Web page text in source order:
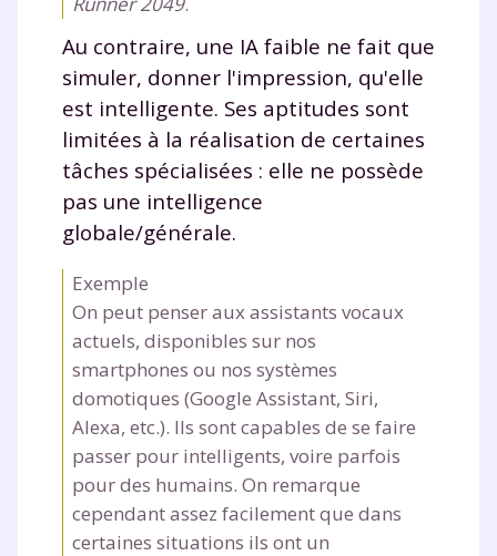
Au contraire, une IA faible ne fait que
simuler, donner l'impression, qu'elle
est intelligente. Ses aptitudes sont
limitées à la réalisation de certaines
tâches spécialisées : elle ne possède
pas une intelligence
globale/générale.
Exemple
On peut penser aux assistants vocaux
actuels, disponibles sur nos
smartphones ou nos systèmes
domotiques (Google Assistant, Siri,
Alexa, etc.). Ils sont capables de se faire
passer pour intelligents, voire parfois
pour des humains. On remarque
cependant assez facilement que dans
certaines situations ils ont un